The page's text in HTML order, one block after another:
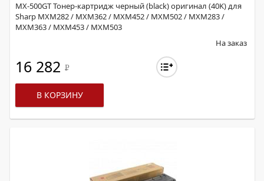
MX-500GT Тонер-картридж черный (black) оригинал (40K) для
Sharp MXM282 / MXM362 / MXM452 / MXM502 / MXM283 /
MXM363 / MXM453 / MXM503
На заказ
16 282 Р
В КОРЗИНУ